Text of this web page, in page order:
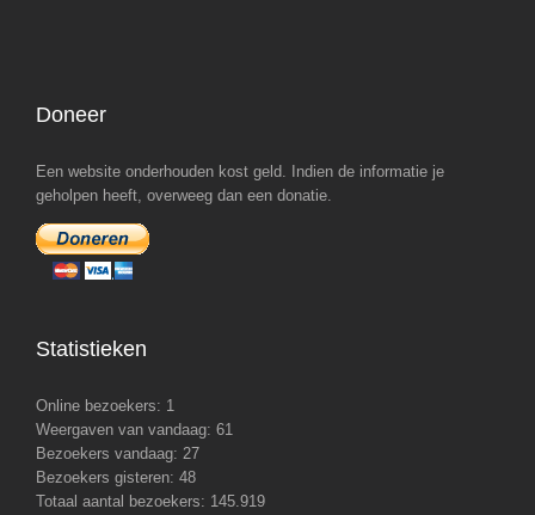
Doneer
Een website onderhouden kost geld. Indien de informatie je
geholpen heeft, overweeg dan een donatie.
Statistieken
Online bezoekers: 1
Weergaven van vandaag: 61
Bezoekers vandaag: 27
Bezoekers gisteren: 48
Totaal aantal bezoekers: 145.919